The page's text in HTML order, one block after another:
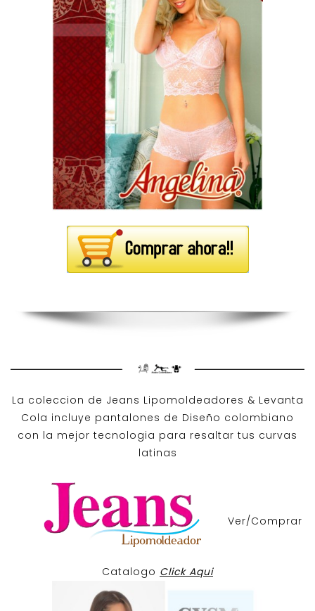
La coleccion de Jeans Lipomoldeadores & Levanta
Cola incluye pantalones de Diseño colombiano
con la mejor tecnologia para resaltar tus curvas
latinas
Ver/Comprar
Catalogo Click Aqui